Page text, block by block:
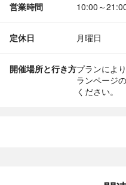
営業時間 10:00～
定休日 月曜日
開催場所と行き方プランによ
ランページ
ください。